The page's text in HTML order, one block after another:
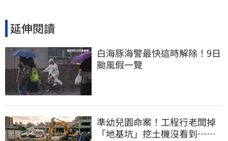
延伸閱讀
白海豚海警最快這時解除！9日
颱風假一覽
準幼兒園命案！工程行老闆掉
「地基坑」挖土機沒看到…下